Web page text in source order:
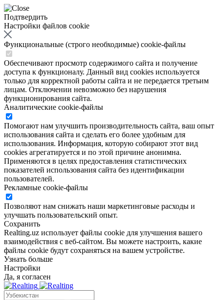
Подтвердить
Настройки файлов cookie
Функциональные (строго необходимые) cookie-файлы
Обеспечивают просмотр содержимого сайта и получение
доступа к функционалу. Данный вид cookies используется
только для корректной работы сайта и не передается третьим
лицам. Отключении невозможно без нарушения
функционирования сайта.
Аналитические cookie-файлы
Помогают нам улучшить производительность сайта, ваш опыт
использования сайта и сделать его более удобным для
использования. Информация, которую собирают этот вид
cookies агрегатируется и по этой причине анонимна.
Применяются в целях предоставления статистических
показателей использования сайта без идентификации
пользователей.
Рекламные cookie-файлы
Позволяют нам снижать наши маркетинговые расходы и
улучшать пользовательский опыт.
Сохранить
Realting.uz использует файлы cookie для улучшения вашего
взаимодействия с веб-сайтом. Вы можете настроить, какие
файлы cookie будут сохраняться на вашем устройстве.
Узнать больше
Настройки
Да, я согласен